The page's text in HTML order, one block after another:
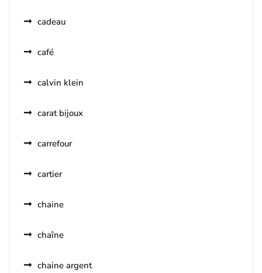
cadeau
café
calvin klein
carat bijoux
carrefour
cartier
chaine
chaîne
chaine argent